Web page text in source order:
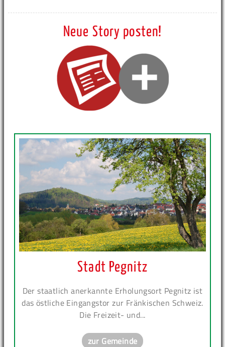
Neue Story posten!
Stadt Pegnitz
Der staatlich anerkannte Erholungsort Pegnitz ist
das östliche Eingangstor zur Fränkischen Schweiz.
Die Freizeit- und...
zur Gemeinde